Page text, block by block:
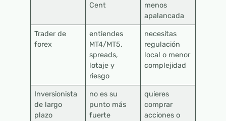
Cent
menos
apalancada
Trader de
forex
entiendes
MT4/MT5,
spreads,
lotaje y
riesgo
necesitas
regulación
local o menor
complejidad
Inversionista
de largo
plazo
no es su
punto más
fuerte
quieres
comprar
acciones o